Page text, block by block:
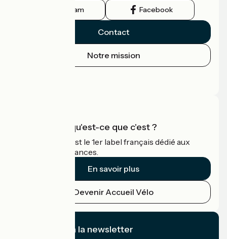
Instagram Facebook
Contact
Notre mission
Accueil Vélo qu'est-ce que c'est ?
Accueil Vélo c'est le 1er label français dédié aux
cyclistes en vacances.
En savoir plus
Devenir Accueil Vélo
Je m'abonne à la newsletter